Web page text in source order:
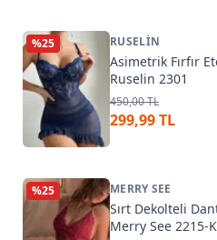
%25 RUSELIN
Asimetrik Fırfır
Ruselin 2301
450,00 TL
299,99 TL
%25 MERRY SEE
Sırt Dekolteli
Merry See 2215-